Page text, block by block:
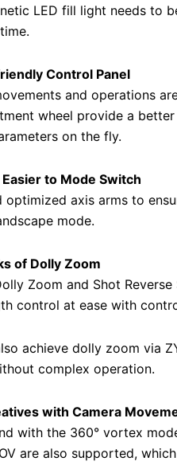
LED fill light needs to
Control Panel
and operations
wheel provide a
on the fly.
to Mode Switch
optimized axis arms to
mode.
of Dolly Zoom
Zoom and Shot
control at ease with
achieve dolly zoom via
complex operation.
with Camera
with the 360° vortex
are also supported,